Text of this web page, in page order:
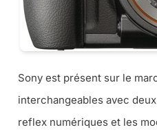
Sony est présent sur le
interchangeables avec
reflex numériques et les